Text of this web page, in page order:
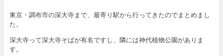
東京・調布市の深大寺まで、最寄り駅から行ってきたのでまとめまし
た。
深大寺って深大寺そばが有名ですし、隣には神代植物公園がありま
す。